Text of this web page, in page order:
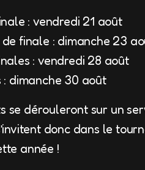
: vendredi 21 août
finale : dimanche 23
: vendredi 28 août
: dimanche 30 août
se dérouleront sur un
donc dans le
année !